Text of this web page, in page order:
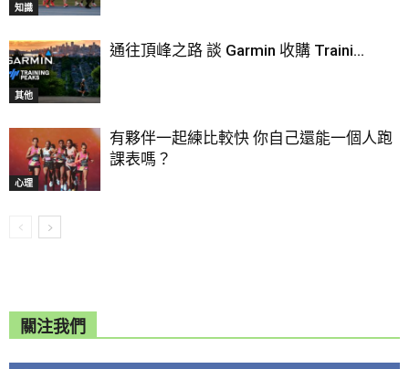
知識
其他
通往頂峰之路 談 Garmin 收購 Traini...
心理
有夥伴一起練比較快 你自己還能一個人跑
課表嗎？
關注我們